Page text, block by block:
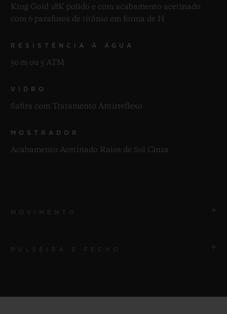
King Gold 18K polido e com acabamento acetinado
com 6 parafusos de titânio em forma de H
RESISTÊNCIA À ÁGUA
50 m ou 5 ATM
VIDRO
Safira com Tratamento Antirreflexo
MOSTRADOR
Acabamento Acetinado Raios de Sol Cinza
PULSEIRA